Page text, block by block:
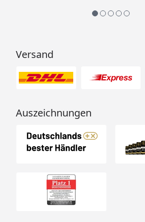
(optional
Sorglos-
Bei allen Flachdachhäusern
Eindeckung mit einer EPDM Folie.
schützen. Zusätzliche Vorteile:
Extreme Langlebigkeit
Versand
Auszeichnungen